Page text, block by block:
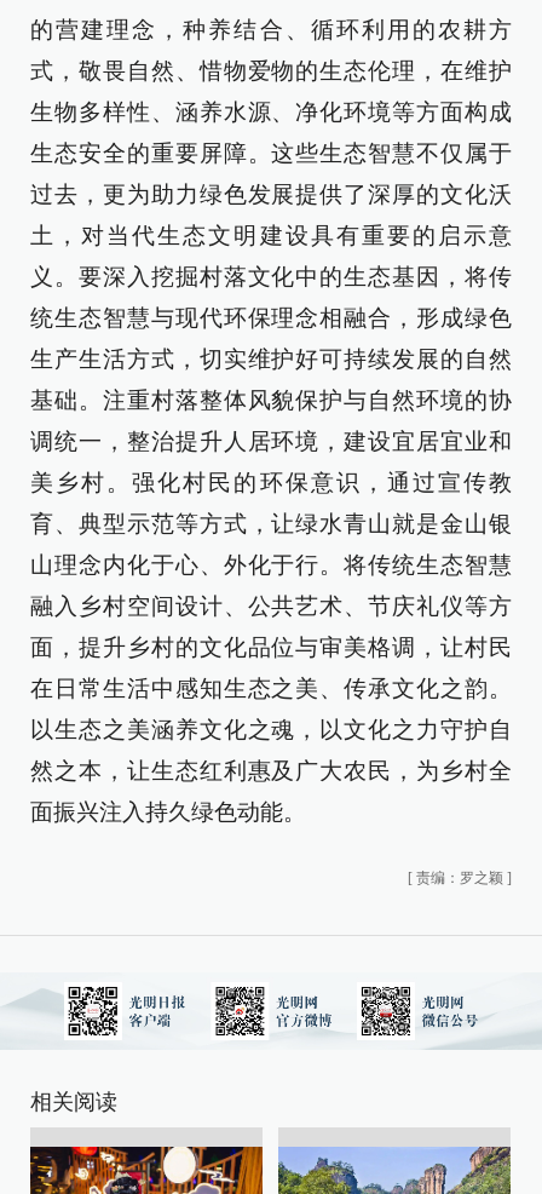
的营建理念，种养结合、循环利用的农耕方
式，敬畏自然、惜物爱物的生态伦理，在维护
生物多样性、涵养水源、净化环境等方面构成
生态安全的重要屏障。这些生态智慧不仅属于
过去，更为助力绿色发展提供了深厚的文化沃
土，对当代生态文明建设具有重要的启示意
义。要深入挖掘村落文化中的生态基因，将传
统生态智慧与现代环保理念相融合，形成绿色
生产生活方式，切实维护好可持续发展的自然
基础。注重村落整体风貌保护与自然环境的协
调统一，整治提升人居环境，建设宜居宜业和
美乡村。强化村民的环保意识，通过宣传教
育、典型示范等方式，让绿水青山就是金山银
山理念内化于心、外化于行。将传统生态智慧
融入乡村空间设计、公共艺术、节庆礼仪等方
面，提升乡村的文化品位与审美格调，让村民
在日常生活中感知生态之美、传承文化之韵。
以生态之美涵养文化之魂，以文化之力守护自
然之本，让生态红利惠及广大农民，为乡村全
面振兴注入持久绿色动能。
[ 责编：罗之颖 ]
相关阅读